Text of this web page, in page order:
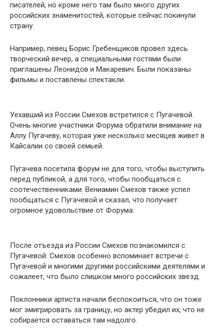
писателей, но кроме него там было много других
российских знаменитостей, которые сейчас покинули
страну.
Например, певец Борис Гребенщиков провел здесь
творческий вечер, а специальными гостями были
приглашены Леонидов и Макаревич. Были показаны
фильмы и поставлены спектакли.
Уехавший из России Смехов встретился с Пугачевой.
Очень многие участники Форума обратили внимание на
Аллу Пугачеву, которая уже несколько месяцев живет в
Кайсалии со своей семьей.
Пугачева посетила форум не для того, чтобы выступить
перед публикой, а для того, чтобы пообщаться с
соотечественниками. Вениамин Смехов также успел
пообщаться с Пугачевой и сказал, что получает
огромное удовольствие от Форума.
После отъезда из России Смехов познакомился с
Пугачевой. Смехов особенно вспоминает встречи с
Пугачевой и многими другими российскими деятелями и
сожалеет, что было слишком много российских звезд.
Поклонники артиста начали беспокоиться, что он тоже
мог эмигрировать за границу, но актер убедил их, что не
собирается оставаться там надолго.